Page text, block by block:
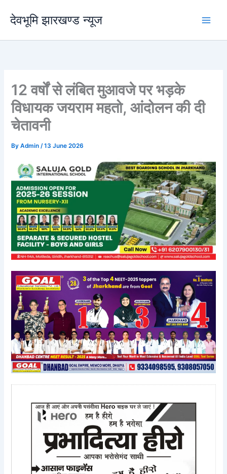
content
देवभूमि झारखण्ड न्यूज
12 वर्षों से लंबित मुआवजे पर भड़के
विधायक जयराम महतो, आंदोलन की दी
चेतावनी
ByAdmin/13 June 2026